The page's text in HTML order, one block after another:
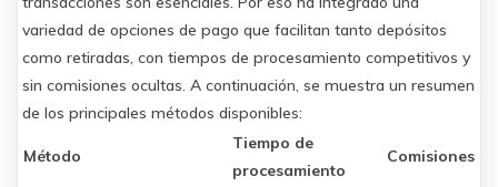
variedad de opciones de pago que facilitan tanto depósitos
como retiradas, con tiempos de procesamiento competitivos y
sin comisiones ocultas. A continuación, se muestra un resumen
de los principales métodos disponibles:
Método
Tiempo de
procesamiento
Comisiones